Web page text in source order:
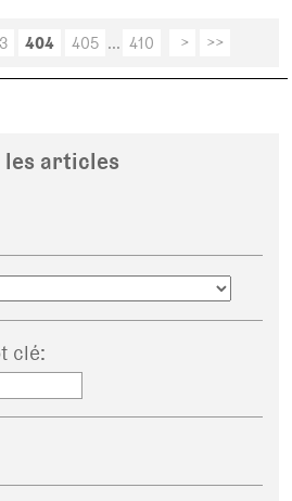
404 405 ... 410 > >>
les articles
clé: